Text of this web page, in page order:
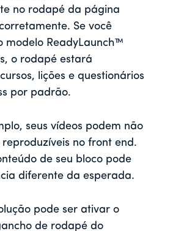
no rodapé da página
Se você
modelo ReadyLaunch™
o rodapé estará
lições e questionários
por padrão.
seus vídeos podem não
reproduzíveis no front end.
de seu bloco pode
diferente da esperada.
pode ser ativar o
de rodapé do